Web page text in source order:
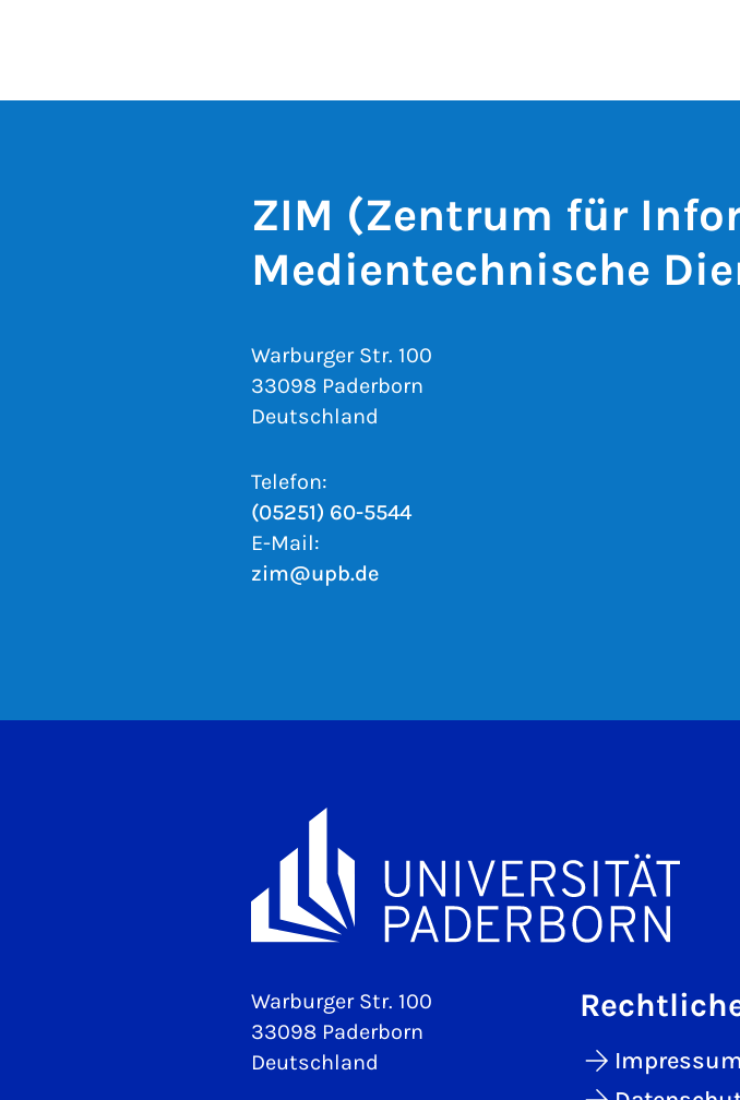
ZIM (Zentrum für
Medientechnische
Warburger Str. 100
33098 Paderborn
Deutschland
Telefon:
(05251) 60-5544
E-Mail:
zim@upb.de
Warburger Str. 100
33098 Paderborn
Deutschland
Impressum